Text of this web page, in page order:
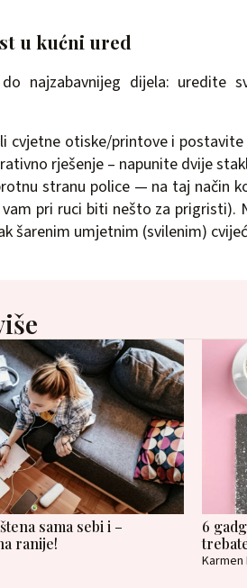
u kućni ured
najzabavnijeg dijela: uredite
cvjetne otiske/printove i
rješenje – napunite dvije
stranu police — na taj način
pri ruci biti nešto za prigristi).
šarenim umjetnim (svilenim)
sama sebi i –
ranije!
6
Karmen